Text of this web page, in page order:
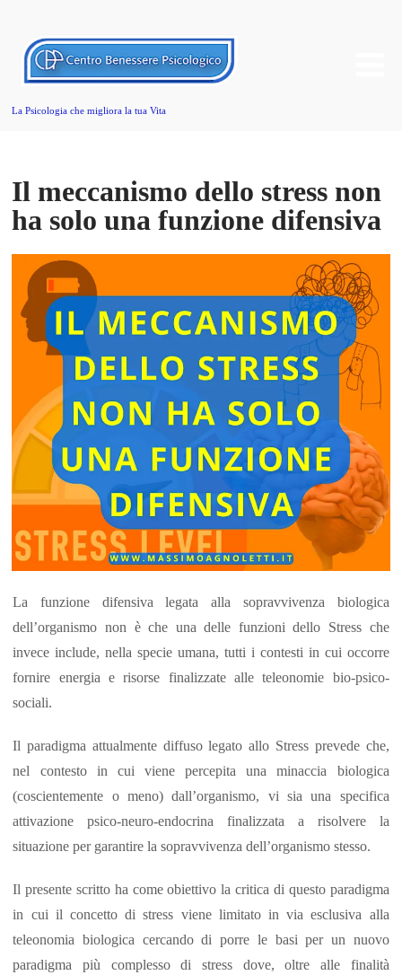
La Psicologia che migliora la tua Vita
Il meccanismo dello stress non
ha solo una funzione difensiva
La funzione difensiva legata alla sopravvivenza biologica
dell’organismo non è che una delle funzioni dello Stress che
invece include, nella specie umana, tutti i contesti in cui occorre
fornire energia e risorse finalizzate alle teleonomie bio-psico-
sociali.
Il paradigma attualmente diffuso legato allo Stress prevede che,
nel contesto in cui viene percepita una minaccia biologica
(coscientemente o meno) dall’organismo, vi sia una specifica
attivazione psico-neuro-endocrina finalizzata a risolvere la
situazione per garantire la sopravvivenza dell’organismo stesso.
Il presente scritto ha come obiettivo la critica di questo paradigma
in cui il concetto di stress viene limitato in via esclusiva alla
teleonomia biologica cercando di porre le basi per un nuovo
paradigma più complesso di stress dove, oltre alle finalità